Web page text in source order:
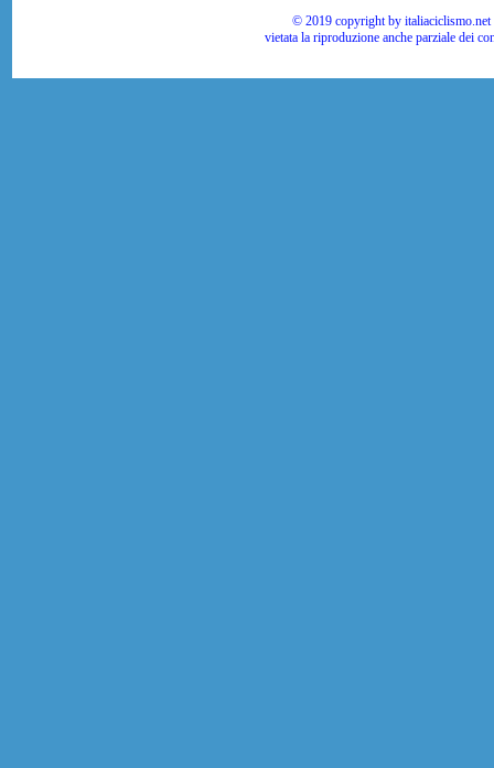
© 2019 copyright by
vietata la riproduzione anche parziale dei